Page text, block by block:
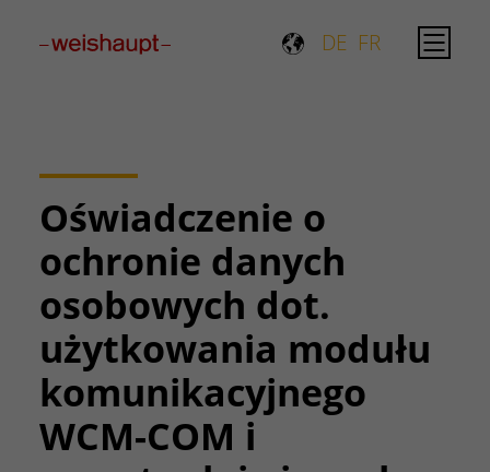
DE FR
Oświadczenie o
ochronie danych
osobowych dot.
użytkowania modułu
komunikacyjnego
WCM-COM i